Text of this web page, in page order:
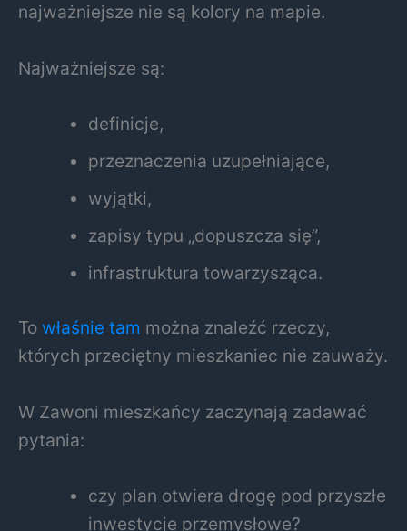
najważniejsze nie są kolory na mapie.
Najważniejsze są:
definicje,
przeznaczenia uzupełniające,
wyjątki,
zapisy typu „dopuszcza się”,
infrastruktura towarzysząca.
To właśnie tam można znaleźć rzeczy,
których przeciętny mieszkaniec nie zauważy.
W Zawoni mieszkańcy zaczynają zadawać
pytania:
czy plan otwiera drogę pod przyszłe
inwestycje przemysłowe?